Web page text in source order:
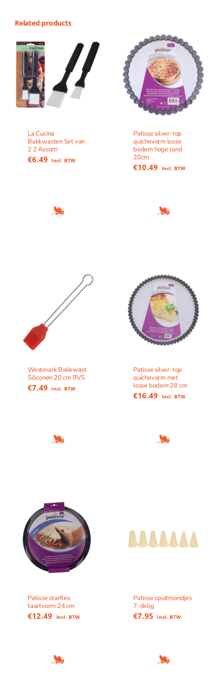
Related products
La Cucina
Bakkwasten Set van
2 2 Assorti
€6.49 Incl. BTW
Patisse silver-top
quichevorm losse
bodem hoge rand
20cm
€10.49 Incl. BTW
Westmark Bakkwast
Siliconen 20 cm RVS
€7.49 Incl. BTW
Patisse silver-top
quichevorm met
losse bodem 28 cm
€16.49 Incl. BTW
Patisse starflex
taartvorm 24 cm
€12.49 Incl. BTW
Patisse spuitmondjes
7-delig
€7.95 Incl. BTW